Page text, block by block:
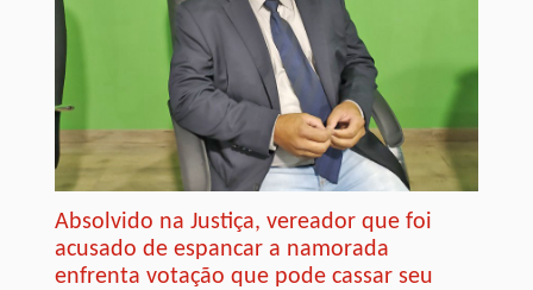
Absolvido na Justiça, vereador que foi
acusado de espancar a namorada
enfrenta votação que pode cassar seu